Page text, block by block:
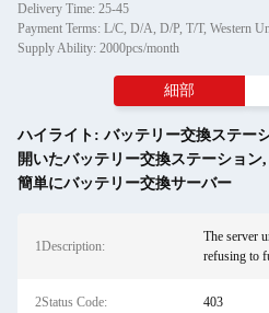
Delivery Time: 25-45
Payment Terms: L/C, D/A, D/P, T/T, Western
Supply Ability: 2000pcs/month
細部
ハイライト: バッテリー交換ステー
開いたバッテリー交換ステーション,
簡単にバッテリー交換サーバー
1Description:
The server
refusing to
2Status Code: 403